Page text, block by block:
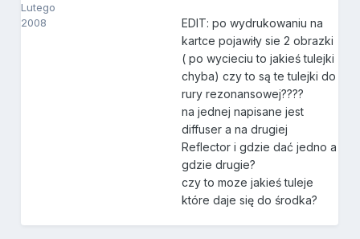
Lutego
2008
EDIT: po wydrukowaniu na
kartce pojawiły sie 2 obrazki
( po wycieciu to jakieś tulejki
chyba) czy to są te tulejki do
rury rezonansowej????
na jednej napisane jest
diffuser a na drugiej
Reflector i gdzie dać jedno a
gdzie drugie?
czy to moze jakieś tuleje
które daje się do środka?